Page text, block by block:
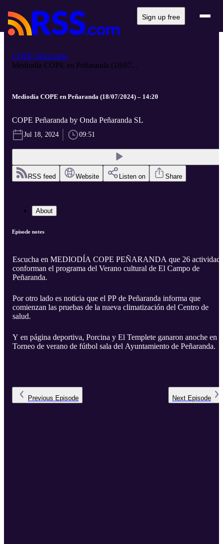
Sign up free
COPE Peñaranda
Mediodía COPE en Peñaranda (18/07...
Mediodía COPE en Peñaranda (18/07/2024) – 14:20
COPE Peñaranda by Onda Peñaranda SL
Jul 18, 2024 09:51
RSS feed Website Listen on Share
About
Episode notes
Escucha en MEDIODÍA COPE PEÑARANDA que 26
conforman el programa del Verano cultural de El Campo de
Peñaranda.
Por otro lado es noticia que el PP de Peñaranda informa que
comienzan las pruebas de la nueva climatización del Centro de
salud.
Y en página deportiva, Porcina y El Templete ganaron anoche en
Torneo de verano de fútbol sala del Ayuntamiento de Peñaranda.
Previous Episode Next Episode